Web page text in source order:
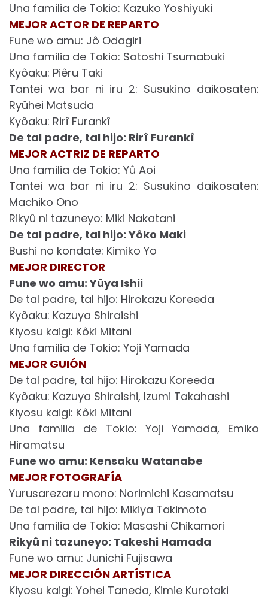
Una familia de Tokio: Kazuko Yoshiyuki
MEJOR ACTOR DE REPARTO
Fune wo amu: Jô Odagiri
Una familia de Tokio: Satoshi Tsumabuki
Kyôaku: Piêru Taki
Tantei wa bar ni iru 2: Susukino daikosaten:
Ryûhei Matsuda
Kyôaku: Rirî Furankî
De tal padre, tal hijo: Rirî Furankî
MEJOR ACTRIZ DE REPARTO
Una familia de Tokio: Yû Aoi
Tantei wa bar ni iru 2: Susukino daikosaten:
Machiko Ono
Rikyû ni tazuneyo: Miki Nakatani
De tal padre, tal hijo: Yôko Maki
Bushi no kondate: Kimiko Yo
MEJOR DIRECTOR
Fune wo amu: Yûya Ishii
De tal padre, tal hijo: Hirokazu Koreeda
Kyôaku: Kazuya Shiraishi
Kiyosu kaigi: Kôki Mitani
Una familia de Tokio: Yoji Yamada
MEJOR GUIÓN
De tal padre, tal hijo: Hirokazu Koreeda
Kyôaku: Kazuya Shiraishi, Izumi Takahashi
Kiyosu kaigi: Kôki Mitani
Una familia de Tokio: Yoji Yamada, Emiko
Hiramatsu
Fune wo amu: Kensaku Watanabe
MEJOR FOTOGRAFÍA
Yurusarezaru mono: Norimichi Kasamatsu
De tal padre, tal hijo: Mikiya Takimoto
Una familia de Tokio: Masashi Chikamori
Rikyû ni tazuneyo: Takeshi Hamada
Fune wo amu: Junichi Fujisawa
MEJOR DIRECCIÓN ARTÍSTICA
Kiyosu kaigi: Yohei Taneda, Kimie Kurotaki